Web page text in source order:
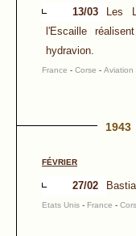
13/03
Les
l'Escaille
hydravion.
France - Corse - Aviation
1943
FÉVRIER
27/02
Etats Unis - France -